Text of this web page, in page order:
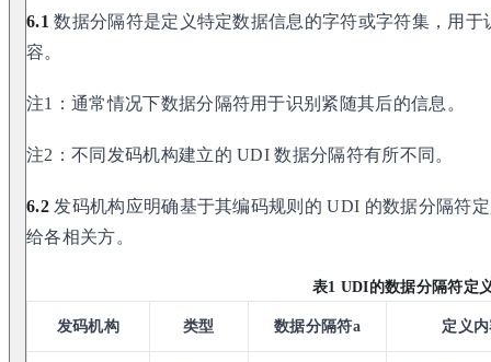
6.1 数据分隔符是定义特定数据信息的字符或字符集，用
容。
注1：通常情况下数据分隔符用于识别紧随其后的信息。
注2：不同发码机构建立的 UDI 数据分隔符有所不同。
6.2发码机构应明确基于其编码规则的 UDI 的数据分隔符
给各相关方。
表1 UDI的数据分隔符定
发码机构 类型 数据分隔符a 定义